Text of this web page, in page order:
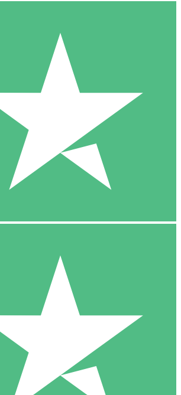
de Créditos Individuales
con créditos de descarga. Sin compromiso
10 00
10 Descargas
20 00